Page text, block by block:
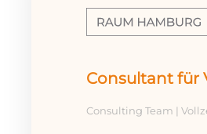
Consultant für
Consulting Team |